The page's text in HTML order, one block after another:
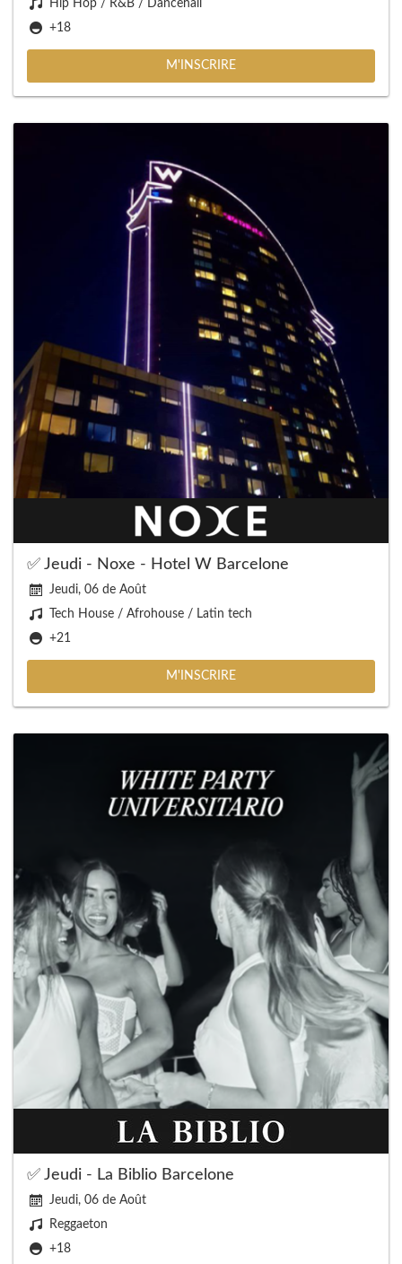
Hip Hop / R&B / Dancehall
+18
M'INSCRIRE
✅ Jeudi - Noxe - Hotel W Barcelone
Jeudi, 06 de Août
Tech House / Afrohouse / Latin tech
+21
M'INSCRIRE
✅ Jeudi - La Biblio Barcelone
Jeudi, 06 de Août
Reggaeton
+18